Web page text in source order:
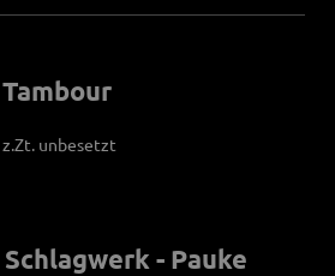
Tambour
z.Zt. unbesetzt
Schlagwerk - Pauke